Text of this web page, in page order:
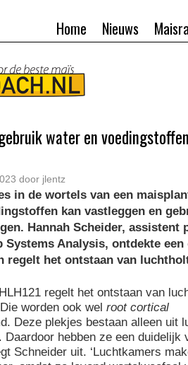
Nieuws
Home
water en
door jlentz
in de wortels van een
kan vastleggen en
Hannah Scheider, assistent
Systems Analysis, ontdekte een
regelt het ontstaan van
regelt het ontstaan van
worden ook wel root cortical
Deze plekjes bestaan alleen uit
Daardoor hebben ze een duidelijk
Schneider uit. ‘Luchtkamers